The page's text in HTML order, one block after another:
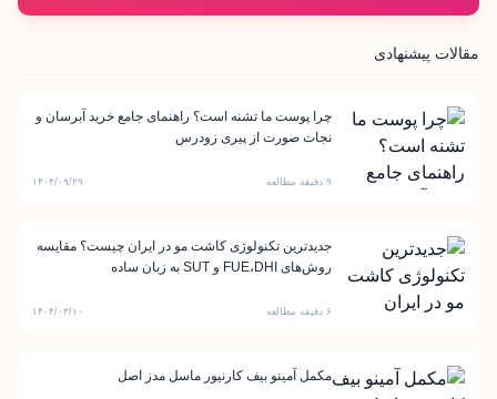
مقالات پیشنهادی
چرا پوست ما تشنه است؟ راهنمای جامع خرید آبرسان و
نجات صورت از پیری زودرس
۹ دقیقه مطالعه ۱۴۰۴/۰۹/۲۹
جدیدترین تکنولوژی کاشت مو در ایران چیست؟ مقایسه
روش‌های FUE،DHI و SUT به زبان ساده
۶ دقیقه مطالعه ۱۴۰۴/۰۳/۱۰
مکمل آمینو بیف کارنیور ماسل مدز اصل